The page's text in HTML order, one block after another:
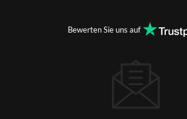
Bewerten Sie uns auf